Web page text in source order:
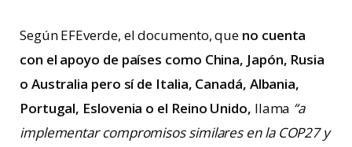
Según EFEverde, el documento, que no cuenta
con el apoyo de países como China, Japón, Rusia
o Australia pero sí de Italia, Canadá, Albania,
Portugal, Eslovenia o el Reino Unido, llama “a
implementar compromisos similares en la COP27 y